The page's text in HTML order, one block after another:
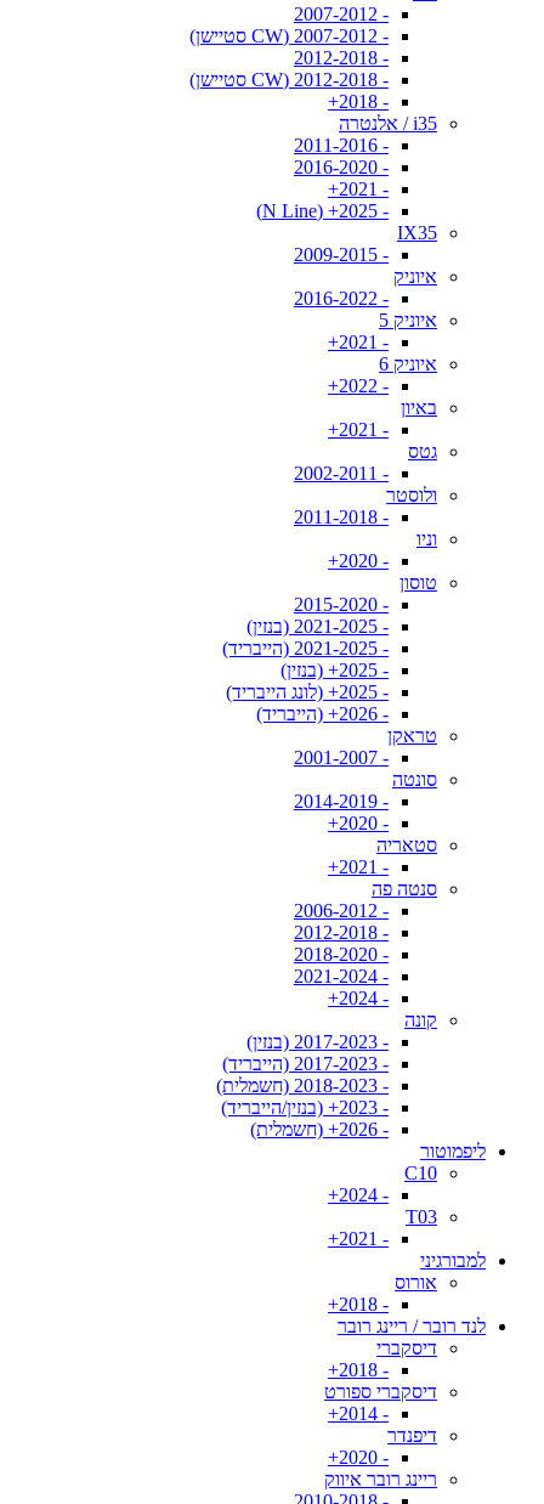
- 2007-2012
- 2007-2012 (CW סטיישן)
- 2012-2018
- 2012-2018 (CW סטיישן)
- 2018+
i35 / אלנטרה
- 2011-2016
- 2016-2020
- 2021+
- 2025+ (N Line)
IX35
- 2009-2015
איוניק
- 2016-2022
איוניק 5
- 2021+
איוניק 6
- 2022+
באיון
- 2021+
גטס
- 2002-2011
ולוסטר
- 2011-2018
וניו
- 2020+
טוסון
- 2015-2020
- 2021-2025 (בנזין)
- 2021-2025 (הייבריד)
- 2025+ (בנזין)
- 2025+ (לונג הייבריד)
- 2026+ (הייבריד)
טראקן
- 2001-2007
סונטה
- 2014-2019
- 2020+
סטאריה
- 2021+
סנטה פה
- 2006-2012
- 2012-2018
- 2018-2020
- 2021-2024
- 2024+
קונה
- 2017-2023 (בנזין)
- 2017-2023 (הייבריד)
- 2018-2023 (חשמלית)
- 2023+ (בנזין/הייבריד)
- 2026+ (חשמלית)
ליפמוטור
C10
- 2024+
T03
- 2021+
למבורגיני
אורוס
- 2018+
לנד רובר / ריינג רובר
דיסקברי
- 2018+
דיסקברי ספורט
- 2014+
דיפנדר
- 2020+
ריינג רובר איווק